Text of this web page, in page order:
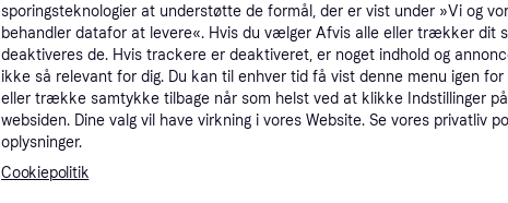
Specifikationer
sporingsteknologier at understøtte de formål, der er vist under »Vi og
behandler datafor at levere«. Hvis du vælger Afvis alle eller trækker dit
deaktiveres de. Hvis trackere er deaktiveret, er noget indhold og
ikke så relevant for dig. Du kan til enhver tid få vist denne menu igen
eller trække samtykke tilbage når som helst ved at klikke Indstillinger
websiden. Dine valg vil have virkning i vores Website. Se vores privatliv
oplysninger.
Cookiepolitik